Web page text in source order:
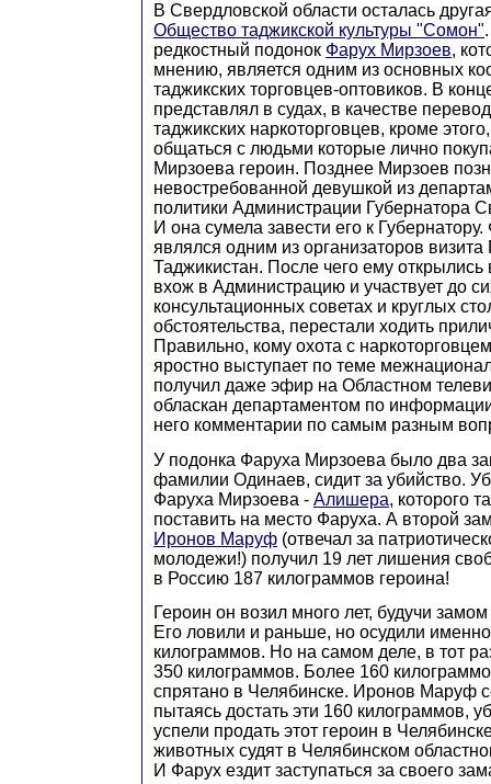
В Свердловской области осталась
Общество таджикской культуры "Сомон"
редкостный подонок Фарух Мирзоев,
мнению, является одним из основных
таджикских торговцев-оптовиков. В
представлял в судах, в качестве
таджикских наркоторговцев, кроме
общаться с людьми которые лично
Мирзоева героин. Позднее Мирзоев
невостребованной девушкой из
политики Администрации Губернатора
И она сумела завести его к
являлся одним из организаторов визита
Таджикистан. После чего ему открылись
вхож в Администрацию и участвует до
консультационных советах и круглых
обстоятельства, перестали ходить
Правильно, кому охота с
яростно выступает по теме
получил даже эфир на Областном
обласкан департаментом по
него комментарии по самым разным
У подонка Фаруха Мирзоева было два
фамилии Одинаев, сидит за убийство.
Фаруха Мирзоева - Алишера, которого
поставить на место Фаруха. А второй
Иронов Маруф (отвечал за
молодежи!) получил 19 лет лишения
в Россию 187 килограммов героина!
Героин он возил много лет, будучи
Его ловили и раньше, но осудили
килограммов. Но на самом деле, в тот
350 килограммов. Более 160
спрятано в Челябинске. Иронов Маруф
пытаясь достать эти 160 килограммов,
успели продать этот героин в
животных судят в Челябинском
И Фарух ездит заступаться за своего